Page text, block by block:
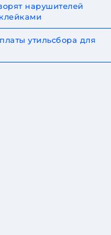
нарушителей
утильсбора для